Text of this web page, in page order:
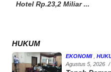
Hotel Rp.23,2 Miliar ...
HUKUM
EKONOMI
Agustus 5, 2026 /